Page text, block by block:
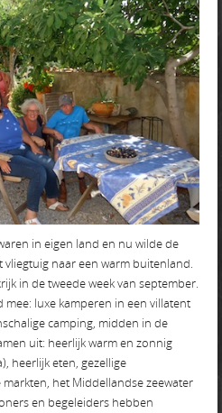
in eigen land en nu wilde de
naar een warm buitenland.
in de tweede week van september.
mee: luxe kamperen in een villatent
camping, midden in de
uit: heerlijk warm en zonnig
heerlijk eten, gezellige
het Middellandse zeewater
en begeleiders hebben